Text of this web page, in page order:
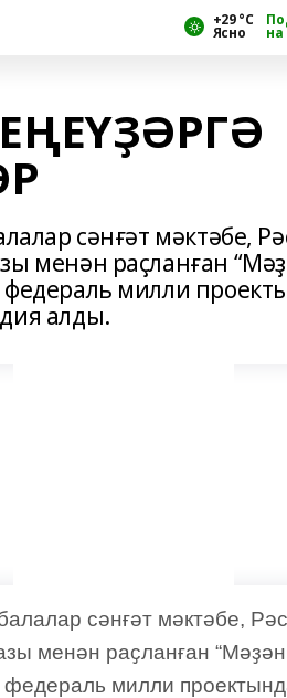
+29 °С
Ясно на
сәнғәт мәктәбе,
менән раҫланған
милли
алды.
сәнғәт мәктәбе,
менән раҫланған
федераль милли